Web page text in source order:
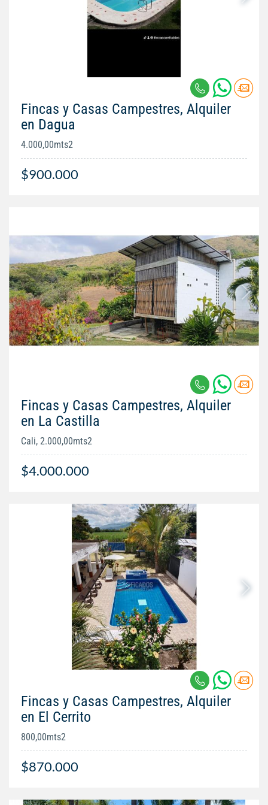
Fincas y Casas Campestres, Alquiler
en Dagua
4.000,00mts2
$900.000
Fincas y Casas Campestres, Alquiler
en La Castilla
Cali, 2.000,00mts2
$4.000.000
Fincas y Casas Campestres, Alquiler
en El Cerrito
800,00mts2
$870.000